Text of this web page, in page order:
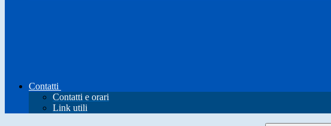
Contatti
Contatti e orari
Link utili